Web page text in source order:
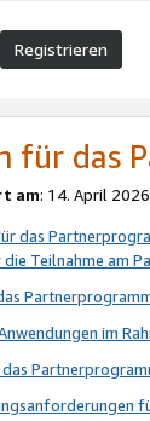
Registrieren
für das
am: 14. April
das
Teilnahme am
im